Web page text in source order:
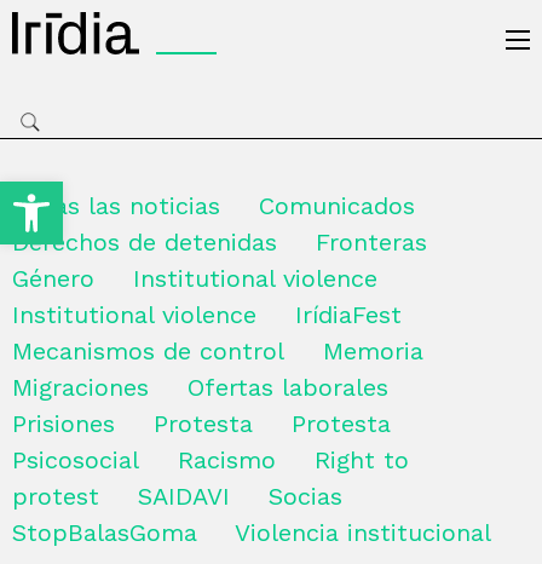
Open toolbar
Todas las noticias
Comunicados
Derechos de detenidas
Fronteras
Género
Institutional violence
Institutional violence
IrídiaFest
Mecanismos de control
Memoria
Migraciones
Ofertas laborales
Prisiones
Protesta
Protesta
Psicosocial
Racismo
Right to
protest
SAIDAVI
Socias
StopBalasGoma
Violencia institucional